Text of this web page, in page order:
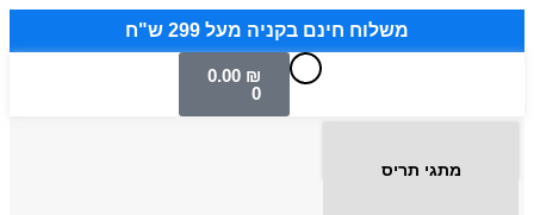
משלוח חינם בקניה מעל 299 ש"ח
0.00 ₪
0
מתגי תריס